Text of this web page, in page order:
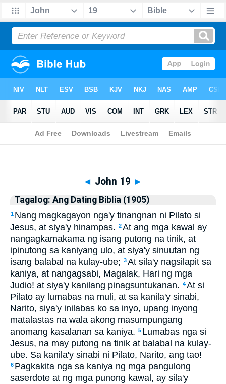
>Tagalog: Ang Dating Biblia (1905)> John 19
◄ John 19 ►
Tagalog: Ang Dating Biblia (1905)
1 Nang magkagayon nga'y tinangnan ni Pilato si
Jesus, at siya'y hinampas. 2At ang mga kawal ay
nangagkamakama ng isang putong na tinik, at
ipinutong sa kaniyang ulo, at siya'y sinuutan ng
isang balabal na kulay-ube; 3At sila'y nagsilapit sa
kaniya, at nangagsabi, Magalak, Hari ng mga
Judio! at siya'y kanilang pinagsuntukanan. 4At si
Pilato ay lumabas na muli, at sa kanila'y sinabi,
Narito, siya'y inilabas ko sa inyo, upang inyong
matalastas na wala akong masumpungang
anomang kasalanan sa kaniya. 5 Lumabas nga si
Jesus, na may putong na tinik at balabal na kulay-
ube. Sa kanila'y sinabi ni Pilato, Narito, ang tao!
6 Pagkakita nga sa kaniya ng mga pangulong
saserdote at ng mga punong kawal, ay sila'y